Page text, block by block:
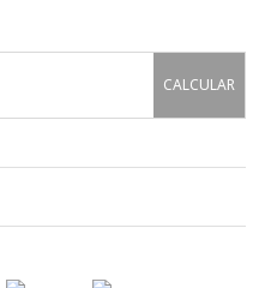
CALCULAR